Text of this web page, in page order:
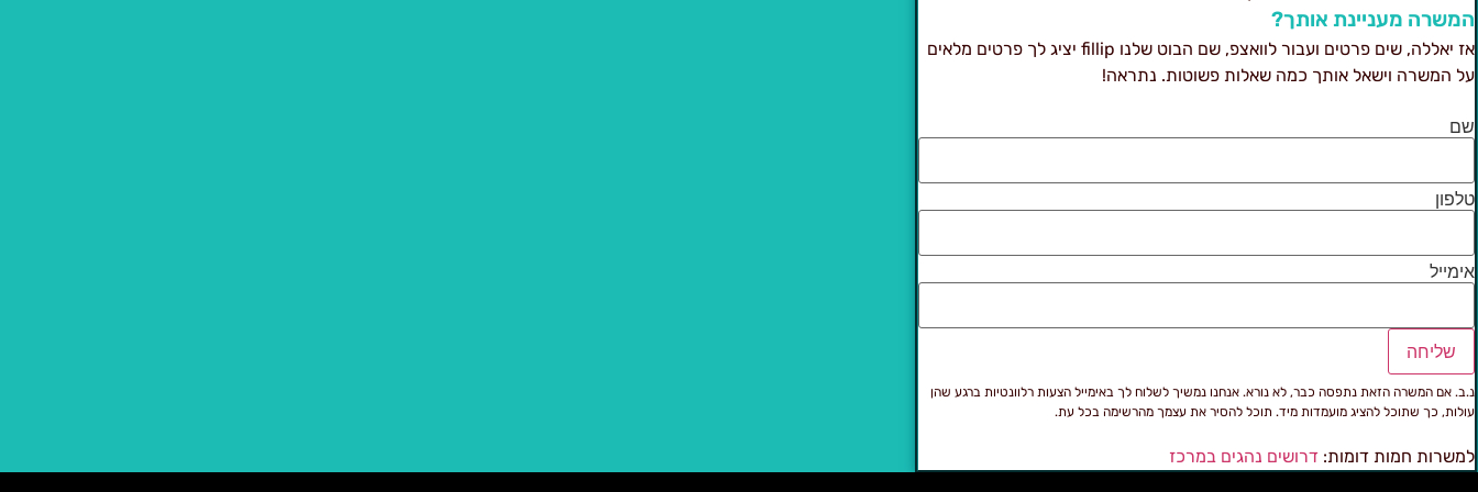
המשרה מעניינת אותך?
אז יאללה, שים פרטים ועבור לוואצפ, שם הבוט שלנו fillip יציג לך פרטים מלאים
על המשרה וישאל אותך כמה שאלות פשוטות. נתראה!
שם
טלפון
אימייל
שליחה
נ.ב. אם המשרה הזאת נתפסה כבר, לא נורא. אנחנו נמשיך לשלוח לך באימייל הצעות רלוונטיות ברגע שהן
עולות, כך שתוכל להציג מועמדות מיד. תוכל להסיר את עצמך מהרשימה בכל עת.
למשרות חמות דומות: דרושים נהגים במרכז